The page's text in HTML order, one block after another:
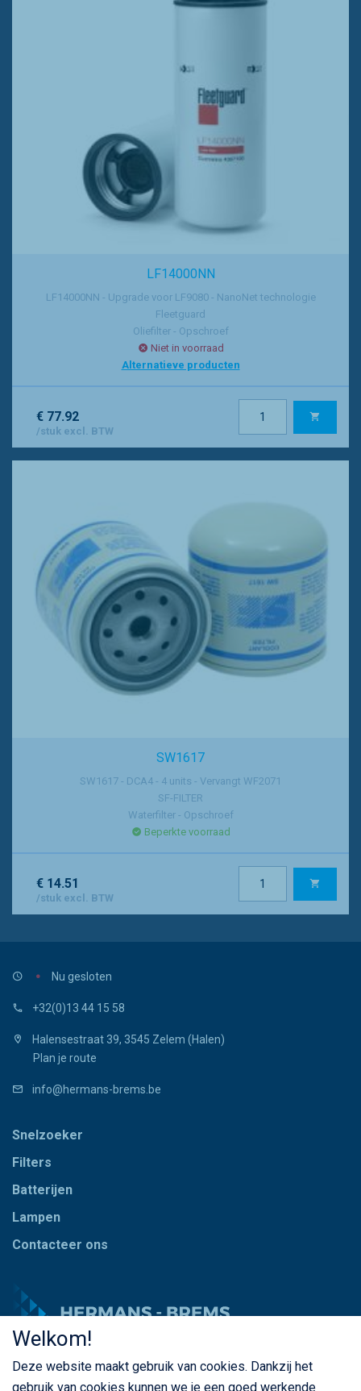
LF14000NN
LF14000NN - Upgrade voor LF9080 - NanoNet technologie
Fleetguard
Oliefilter - Opschroef
Niet in voorraad
Alternatieve producten
€ 77.92
/stuk excl. BTW
SW1617
SW1617 - DCA4 - 4 units - Vervangt WF2071
SF-FILTER
Waterfilter - Opschroef
Beperkte voorraad
€ 14.51
/stuk excl. BTW
Nu gesloten
+32(0)13 44 15 58
Halensestraat 39, 3545 Zelem (Halen)
Plan je route
info@hermans-brems.be
Snelzoeker
Filters
Batterijen
Lampen
Contacteer ons
© Copyright Hermans - Brems 2026. Alle rechten
voorbehouden
Welkom!
Deze website maakt gebruik van cookies. Dankzij het
gebruik van cookies kunnen we je een goed werkende